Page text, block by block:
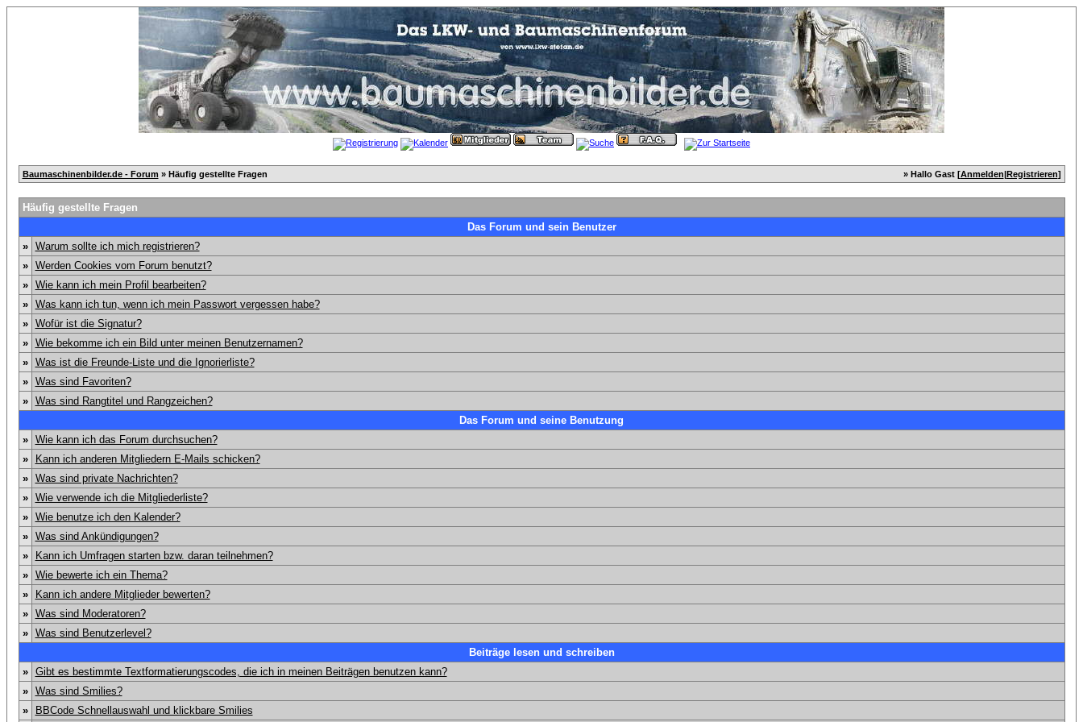
Baumaschinenbilder.de - Forum » Häufig gestellte Fragen » Hallo Gast [Anmelden|Registrieren]
Häufig gestellte Fragen
Das Forum und sein Benutzer
»
Warum sollte ich mich registrieren?
»
Werden Cookies vom Forum benutzt?
»
Wie kann ich mein Profil bearbeiten?
»
Was kann ich tun, wenn ich mein Passwort vergessen habe?
»
Wofür ist die Signatur?
»
Wie bekomme ich ein Bild unter meinen Benutzernamen?
»
Was ist die Freunde-Liste und die Ignorierliste?
»
Was sind Favoriten?
»
Was sind Rangtitel und Rangzeichen?
Das Forum und seine Benutzung
»
Wie kann ich das Forum durchsuchen?
»
Kann ich anderen Mitgliedern E-Mails schicken?
»
Was sind private Nachrichten?
»
Wie verwende ich die Mitgliederliste?
»
Wie benutze ich den Kalender?
»
Was sind Ankündigungen?
»
Kann ich Umfragen starten bzw. daran teilnehmen?
»
Wie bewerte ich ein Thema?
»
Kann ich andere Mitglieder bewerten?
»
Was sind Moderatoren?
»
Was sind Benutzerlevel?
Beiträge lesen und schreiben
»
Gibt es bestimmte Textformatierungscodes, die ich in meinen Beiträgen benutzen kann?
»
Was sind Smilies?
»
BBCode Schnellauswahl und klickbare Smilies